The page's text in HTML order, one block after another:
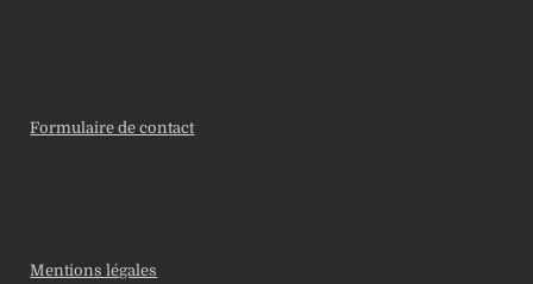
Formulaire de contact
Mentions légales